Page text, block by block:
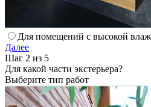
Для помещений с высокой
Далее
Шаг 2 из 5
Для какой части экстерьера?
Выберите тип работ